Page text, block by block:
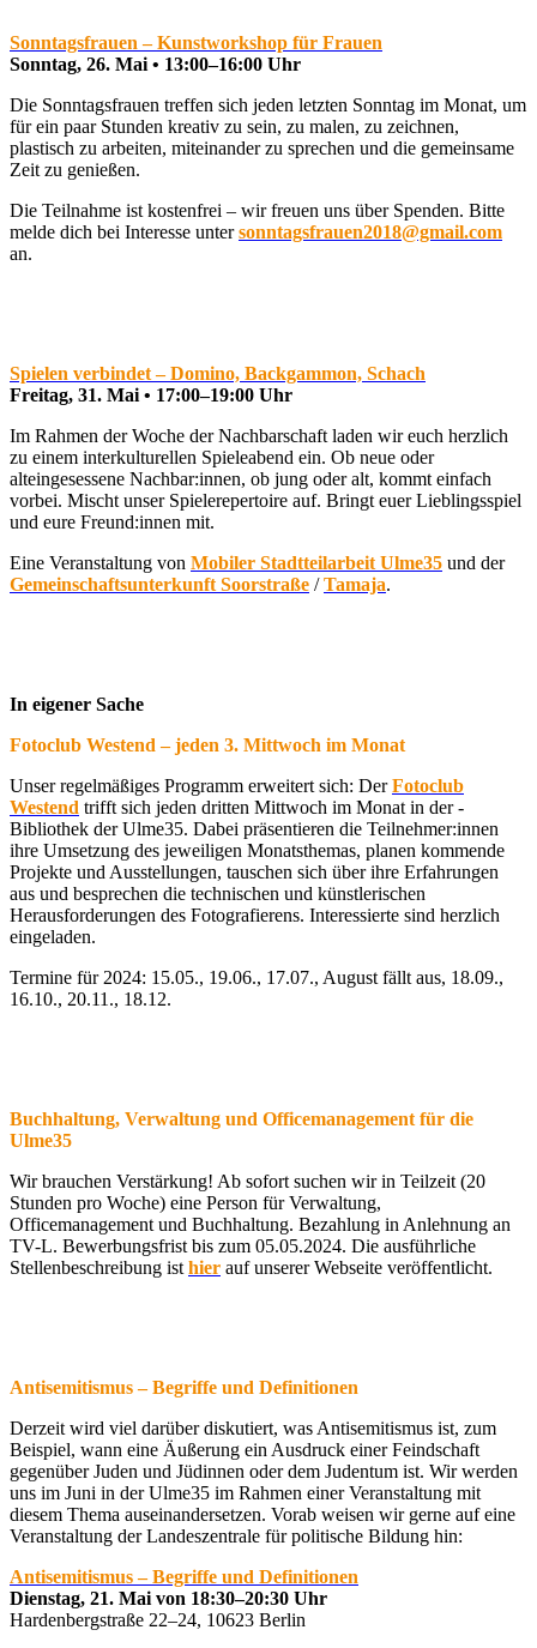
Sonntagsfrauen – Kunstworkshop für Frauen
Sonntag, 26. Mai • 13:00–16:00 Uhr
Die Sonntagsfrauen treffen sich jeden letzten Sonntag im Monat, um
für ein paar Stunden kreativ zu sein, zu malen, zu zeichnen,
plastisch zu arbeiten, miteinander zu sprechen und die gemeinsame
Zeit zu genießen.
Die Teilnahme ist kostenfrei – wir freuen uns über Spenden. Bitte
melde dich bei Interesse untersonntagsfrauen2018@gmail.com
an.
Spielen verbindet – Domino, Backgammon, Schach
Freitag, 31. Mai • 17:00–19:00 Uhr
Im Rahmen der Woche der Nachbarschaft laden wir euch herzlich
zu einem interkulturellen Spieleabend ein. Ob neue oder
alteingesessene Nachbar:innen, ob jung oder alt, kommt einfach
vorbei. Mischt unser Spielerepertoire auf. Bringt euer Lieblingsspiel
und eure Freund:innen mit.
Eine Veranstaltung von Mobiler Stadtteilarbeit Ulme35 und der
Gemeinschaftsunterkunft Soorstraße /Tamaja.
In eigener Sache
Fotoclub Westend – jeden 3. Mittwoch im Monat
Unser regelmäßiges Programm erweitert sich: DerFotoclub
Westend trifft sich jeden dritten Mittwoch im Monat in der ­
Bibliothek der Ulme35. Dabei präsentieren die Teilnehmer:innen
ihre Umsetzung des jeweiligen Monatsthemas, planen kommende
Projekte und Ausstellungen, tauschen sich über ihre Erfahrungen
aus und besprechen die technischen und künstlerischen
Herausforderungen des Fotografierens. Interessierte sind herzlich
eingeladen.
Termine für 2024: 15.05., 19.06., 17.07., August fällt aus, 18.09.,
16.10., 20.11., 18.12.
Buchhaltung, Verwaltung und Officemanagement für die
Ulme35
Wir brauchen Verstärkung! Ab sofort suchen wir in Teilzeit (20
Stunden pro Woche) eine Person für Verwaltung,
Officemanagement und Buchhaltung. Bezahlung in Anlehnung an
TV-L. Bewerbungsfrist bis zum 05.05.2024. Die ausführliche
Stellenbeschreibung ist hier auf unserer Webseite veröffentlicht.
Antisemitismus – Begriffe und Definitionen
Derzeit wird viel darüber diskutiert, was Antisemitismus ist, zum
Beispiel, wann eine Äußerung ein Ausdruck einer Feindschaft
gegenüber Juden und Jüdinnen oder dem Judentum ist. Wir werden
uns im Juni in der Ulme35 im Rahmen einer Veranstaltung mit
diesem Thema auseinandersetzen. Vorab weisen wir gerne auf eine
Veranstaltung der Landeszentrale für politische Bildung hin:
Antisemitismus – Begriffe und Definitionen
Dienstag, 21. Mai von 18:30–20:30 Uhr
Hardenbergstraße 22–24, 10623 Berlin